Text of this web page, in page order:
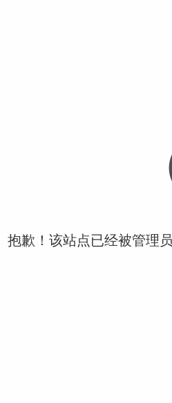
抱歉！该站点已经被管理